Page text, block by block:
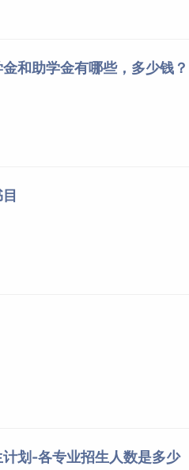
和助学金有哪些，多少钱？
划-各专业招生人数是多少